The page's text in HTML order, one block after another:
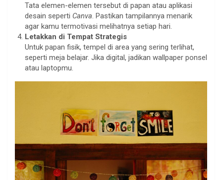
Tata elemen-elemen tersebut di papan atau aplikasi
desain seperti Canva. Pastikan tampilannya menarik
agar kamu termotivasi melihatnya setiap hari.
Letakkan di Tempat Strategis
Untuk papan fisik, tempel di area yang sering terlihat,
seperti meja belajar. Jika digital, jadikan wallpaper ponsel
atau laptopmu.